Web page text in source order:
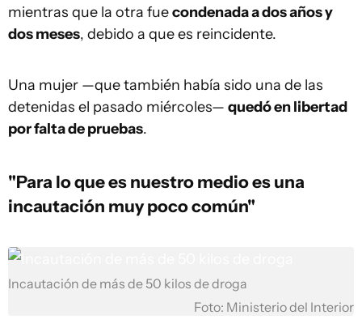
mientras que la otra fuecondenada a dos años y
dos meses, debido a que es reincidente.
Una mujer —que también había sido una de las
detenidas el pasado miércoles— quedó en libertad
por falta de pruebas.
"Para lo que es nuestro medio es una
incautación muy poco común"
Incautación de más de 50 kilos de droga
Foto: Ministerio del Interior